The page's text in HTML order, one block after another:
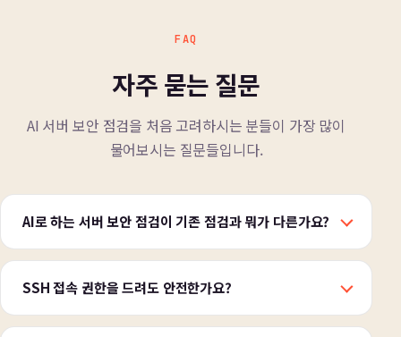
FAQ
자주 묻는 질문
AI 서버 보안 점검을 처음 고려하시는 분들이 가장 많이
물어보시는 질문들입니다.
AI로 하는 서버 보안 점검이 기존 점검과 뭐가 다른가요?
SSH 접속 권한을 드려도 안전한가요?